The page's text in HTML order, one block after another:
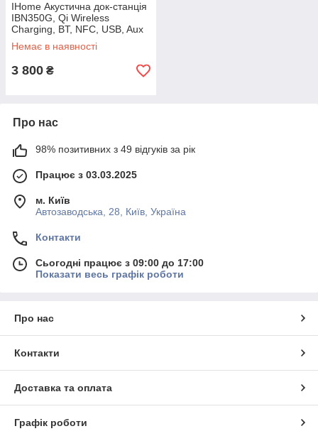
IHome Акустична док-станція
IBN350G, Qi Wireless
Charging, BT, NFC, USB, Aux
Mic
Немає в наявності
3 800 ₴
Про нас
98% позитивних з 49 відгуків за рік
Працює з 03.03.2025
м. Київ
Автозаводська, 28, Київ, Україна
Контакти
Сьогодні працює з 09:00 до 17:00
Показати весь графік роботи
Про нас
Контакти
Доставка та оплата
Графік роботи